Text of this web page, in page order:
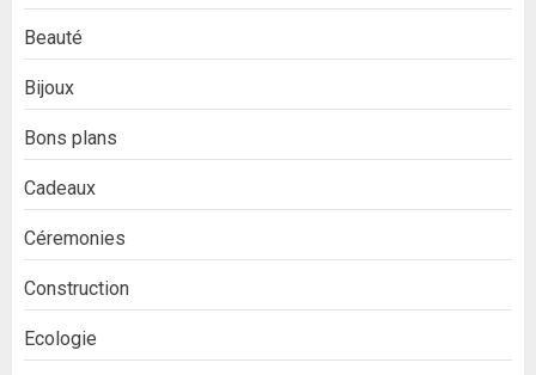
Beauté
Bijoux
Bons plans
Cadeaux
Céremonies
Construction
Ecologie